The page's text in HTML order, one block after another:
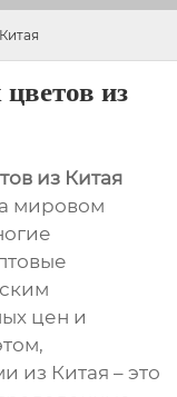
из
из Китая
мировом
цен и
из Китая – это